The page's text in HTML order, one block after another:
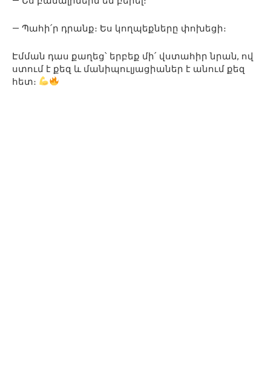
— Պահի՛ր դրանք։ Ես կողպեքները փոխեցի։
Էմման դաս քաղեց՝ երբեք մի՛ վստահիր նրան, ով
ստում է քեզ և մանիպուլյացիաներ է անում քեզ
հետ։